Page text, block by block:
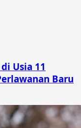
Usia 11
Baru